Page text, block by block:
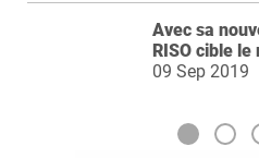
Avec sa
RISO cible
09 Sep 2019